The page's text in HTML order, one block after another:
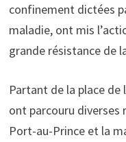
confinement dictées
maladie, ont mis
grande résistance de
Partant de la place
ont parcouru diverses
Port-au-Prince et la